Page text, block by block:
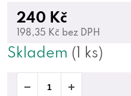
240 Kč
198,35 Kč bez DPH
Skladem (1 ks)